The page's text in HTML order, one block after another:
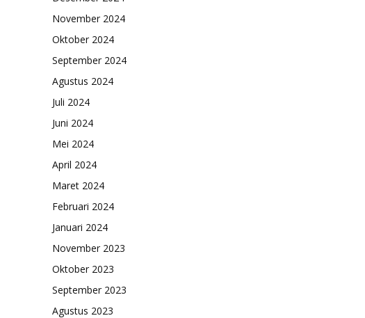
November 2024
Oktober 2024
September 2024
Agustus 2024
Juli 2024
Juni 2024
Mei 2024
April 2024
Maret 2024
Februari 2024
Januari 2024
November 2023
Oktober 2023
September 2023
Agustus 2023